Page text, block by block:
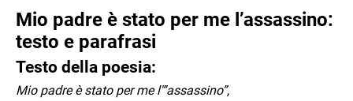
Mio padre è stato per me l’assassino:
testo e parafrasi
Testo della poesia:
Mio padre è stato per me l'”assassino”,